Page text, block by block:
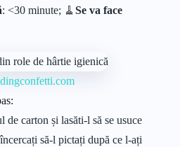
: <30 minute; 🧹 Se va face
de carton și lasăti-l să se usuce
să-l pictați după ce l-ați